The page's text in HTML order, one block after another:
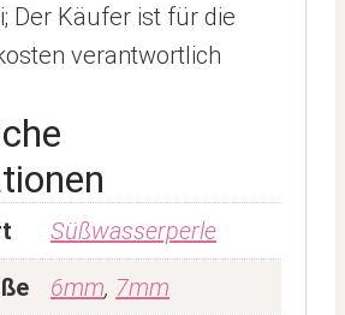
Der Käufer ist für die
verantwortlich
Süßwasserperle
6mm, 7mm